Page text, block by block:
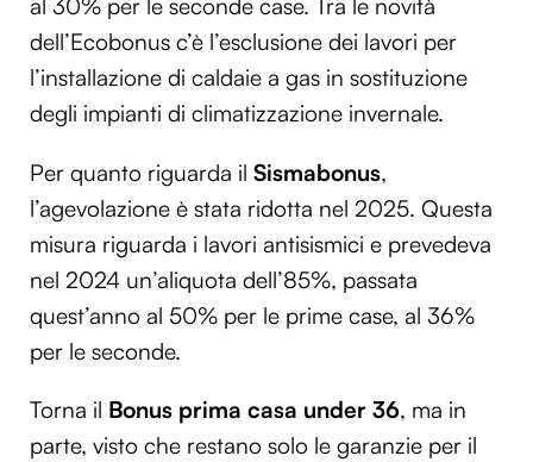
al 30% per le seconde case. Tra le novità
dell’Ecobonus c’è l’esclusione dei lavori per
l’installazione di caldaie a gas in sostituzione
degli impianti di climatizzazione invernale.
Per quanto riguarda il Sismabonus,
l’agevolazione è stata ridotta nel 2025. Questa
misura riguarda i lavori antisismici e prevedeva
nel 2024 un’aliquota dell’85%, passata
quest’anno al 50% per le prime case, al 36%
per le seconde.
Torna il Bonus prima casa under 36, ma in
parte, visto che restano solo le garanzie per il